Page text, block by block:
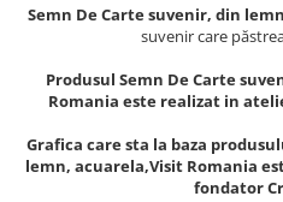
Cazinoul Constanta
Galeria Artei Iesene (Muzeul
Nicolae Gane)
Muzeul de Arta Cluj Napoca
Muzeul National de Istorie a
Mitul Dracula
Puzzle suvenir
Romania
Sacose bumbac
Semn De Carte suvenir, din
suvenir care
Produsul Semn De Carte
Romania este realizat in
Grafica care sta la baza
lemn, acuarela,Visit Romania
fondator